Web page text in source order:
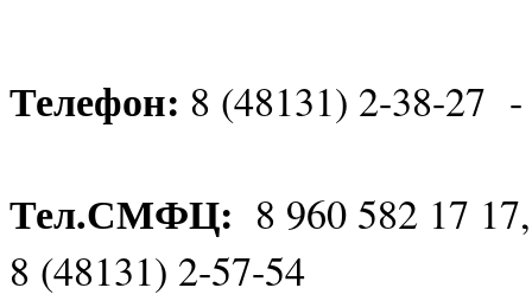
Телефон: 8 (48131) 2-38-27 -
Тел.СМФЦ: 8 960 582 17
8 (48131) 2-57-54